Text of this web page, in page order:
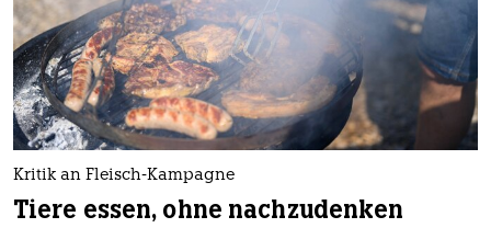
Kritik an Fleisch-Kampagne
Tiere essen, ohne nachzudenken